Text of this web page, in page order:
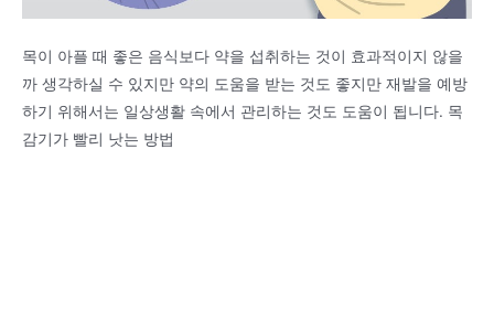
목이 아플 때 좋은 음식보다 약을 섭취하는 것이 효과적이지 않을
까 생각하실 수 있지만 약의 도움을 받는 것도 좋지만 재발을 예방
하기 위해서는 일상생활 속에서 관리하는 것도 도움이 됩니다. 목
감기가 빨리 낫는 방법